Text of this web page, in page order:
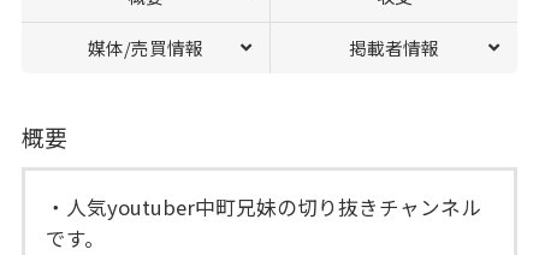
媒体/売買情報 掲載者情報
概要
・人気youtuber中町兄妹の切り抜きチャンネル
です。